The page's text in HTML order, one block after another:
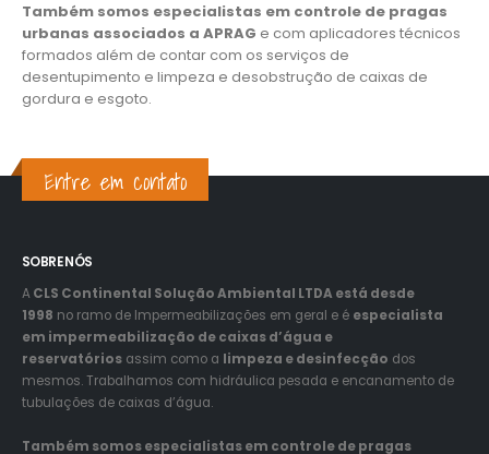
Também somos especialistas em controle de pragas
urbanas associados a APRAG e com aplicadores técnicos
formados além de contar com os serviços de
desentupimento e limpeza e desobstrução de caixas de
gordura e esgoto.
Entre em contato
SOBRE NÓS
ACLS Continental Solução Ambiental LTDA está desde
1998 no ramo de Impermeabilizações em geral e é especialista
em impermeabilização de caixas d’água e
reservatórios assim como a limpeza e desinfecção dos
mesmos. Trabalhamos com hidráulica pesada e encanamento de
tubulações de caixas d’água.
Também somos especialistas em controle de pragas